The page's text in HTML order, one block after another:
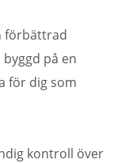
förbättrad
på en
för dig som
kontroll över